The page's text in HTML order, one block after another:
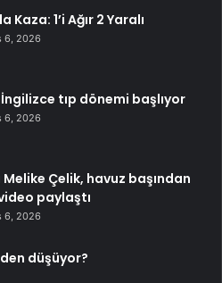
Kaza: 1’i Ağır 2 Yaralı
6, 2026
İngilizce tıp dönemi başlıyor
6, 2026
Melike Çelik, havuz başından
paylaştı
6, 2026
düşüyor?